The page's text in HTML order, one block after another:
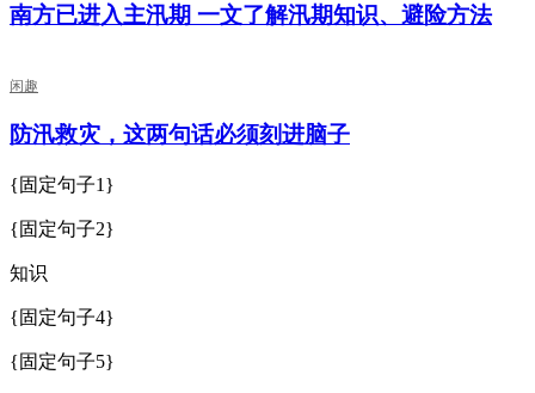
南方已进入主汛期 一文了解汛期知识、避险方法
闲趣
防汛救灾，这两句话必须刻进脑子
{固定句子1}
{固定句子2}
知识
{固定句子4}
{固定句子5}